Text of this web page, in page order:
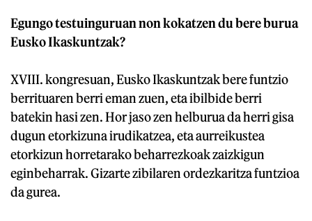
Egungo testuinguruan non kokatzen du bere burua
Eusko Ikaskuntzak?
XVIII. kongresuan, Eusko Ikaskuntzak bere funtzio
berrituaren berri eman zuen, eta ibilbide berri
batekin hasi zen. Hor jaso zen helburua da herri gisa
dugun etorkizuna irudikatzea, eta aurreikustea
etorkizun horretarako beharrezkoak zaizkigun
eginbeharrak. Gizarte zibilaren ordezkaritza funtzioa
da gurea.